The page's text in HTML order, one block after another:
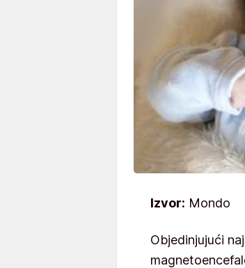
Izvor: Mondo
Objedinjujući